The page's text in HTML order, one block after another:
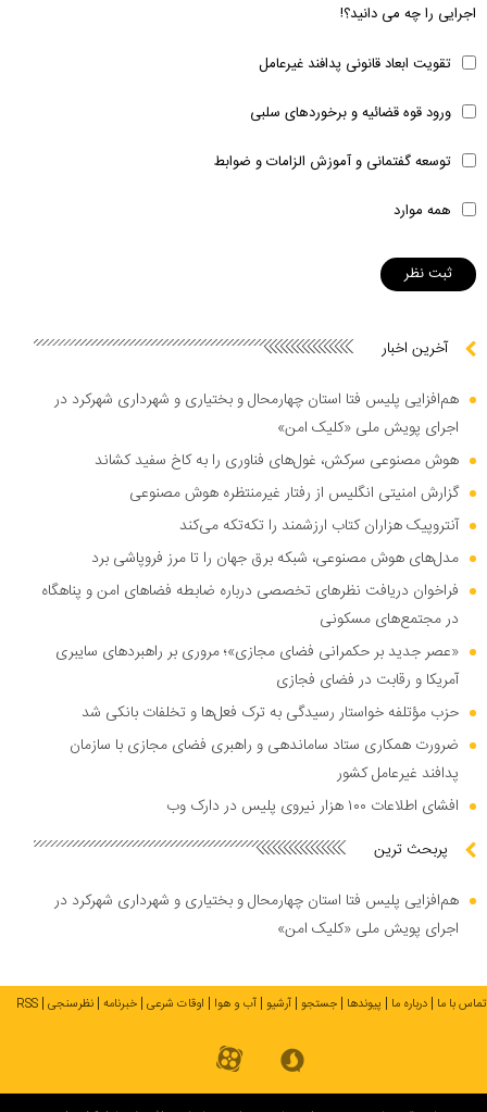
اجرایی را چه می دانید؟!
تقویت ابعاد قانونی پدافند غیرعامل
ورود قوه قضائیه و برخوردهای سلبی
توسعه گفتمانی و آموزش الزامات و ضوابط
همه موارد
آخرین اخبار
هم‌افزایی پلیس فتا استان چهارمحال و بختیاری و شهرداری شهرکرد در
اجرای پویش ملی «کلیک امن»
هوش مصنوعی سرکش، غول‌های فناوری را به کاخ سفید کشاند
گزارش امنیتی انگلیس از رفتار غیرمنتظره هوش مصنوعی
آنتروپیک هزاران کتاب ارزشمند را تکه‌تکه می‌کند
مدل‌های هوش مصنوعی، شبکه برق جهان را تا مرز فروپاشی برد
فراخوان دریافت نظر‌های تخصصی درباره ضابطه فضا‌های امن و پناهگاه
در مجتمع‌های مسکونی
«عصر جدید بر حکمرانی فضای مجازی»؛ مروری بر راهبرد‌های سایبری
آمریکا و رقابت در فضای فجازی
حزب مؤتلفه خواستار رسیدگی به ترک فعل‌ها و تخلفات بانکی شد
ضرورت همکاری ستاد ساماندهی و راهبری فضای مجازی با سازمان
پدافند غیرعامل کشور
افشای اطلاعات ۱۰۰ هزار نیروی پلیس در دارک وب
پربحث ترین
هم‌افزایی پلیس فتا استان چهارمحال و بختیاری و شهرداری شهرکرد در
اجرای پویش ملی «کلیک امن»
تماس با ما درباره ما پیوندها جستجو آرشیو آب و هوا اوقات شرعی خبرنامه نظرسنجی RSS